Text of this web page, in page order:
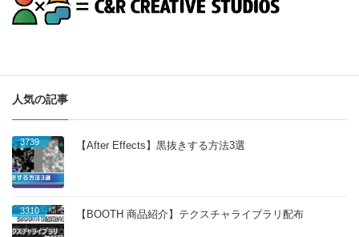
人気の記事
3739 【After Effects】黒抜きする方法3選
3310 【BOOTH 商品紹介】テクスチャライブラリ配布